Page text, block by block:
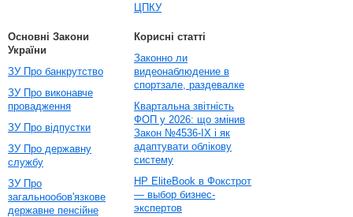
ЦПКУ
Основні Закони
України
ЗУ Про банкрутство
ЗУ Про виконавче
провадження
ЗУ Про відпустки
ЗУ Про державну
службу
ЗУ Про
загальнообов'язкове
державне пенсійне
Корисні статті
Законно ли
видеонаблюдение в
спортзале, раздевалке
Квартальна звітність
ФОП у 2026: що змінив
Закон №4536-IX і як
адаптувати облікову
систему
HP EliteBook в Фокстрот
— выбор бизнес-
экспертов